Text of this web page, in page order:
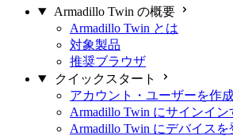
Armadillo Twin の概要
Armadillo Twin とは
対象製品
推奨ブラウザ
クイックスタート
アカウント・ユーザーを作
Armadillo Twin にサインイン
Armadillo Twin にデバイスを